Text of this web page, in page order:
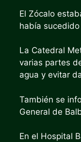
El Zócalo
había
La Catedral
varias partes
agua y evitar
También se
General de
En el Hospital